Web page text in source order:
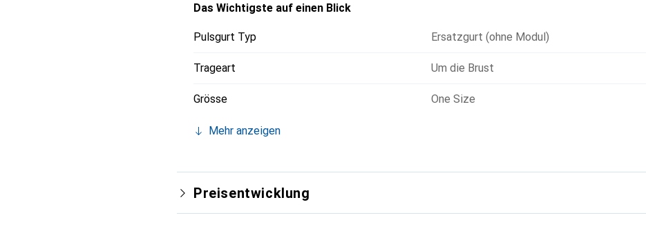
Das Wichtigste auf einen Blick
Pulsgurt Typ Ersatzgurt (ohne Modul)
Trageart Um die Brust
Grösse One Size
Mehr anzeigen
Preisentwicklung